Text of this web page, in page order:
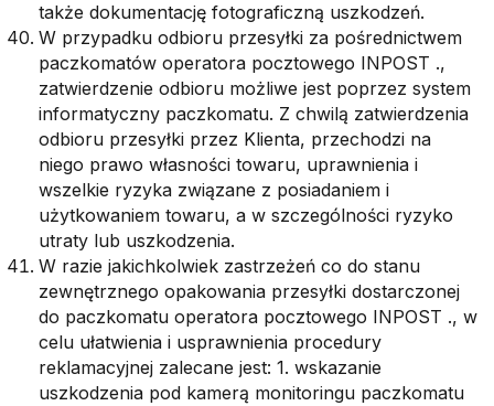
także dokumentację fotograficzną uszkodzeń.
W przypadku odbioru przesyłki za pośrednictwem
paczkomatów operatora pocztowego INPOST .,
zatwierdzenie odbioru możliwe jest poprzez system
informatyczny paczkomatu. Z chwilą zatwierdzenia
odbioru przesyłki przez Klienta, przechodzi na
niego prawo własności towaru, uprawnienia i
wszelkie ryzyka związane z posiadaniem i
użytkowaniem towaru, a w szczególności ryzyko
utraty lub uszkodzenia.
W razie jakichkolwiek zastrzeżeń co do stanu
zewnętrznego opakowania przesyłki dostarczonej
do paczkomatu operatora pocztowego INPOST ., w
celu ułatwienia i usprawnienia procedury
reklamacyjnej zalecane jest: 1. wskazanie
uszkodzenia pod kamerą monitoringu paczkomatu